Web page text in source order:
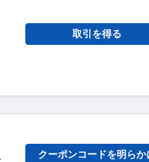
取引を得る
クーポンコードを明らか